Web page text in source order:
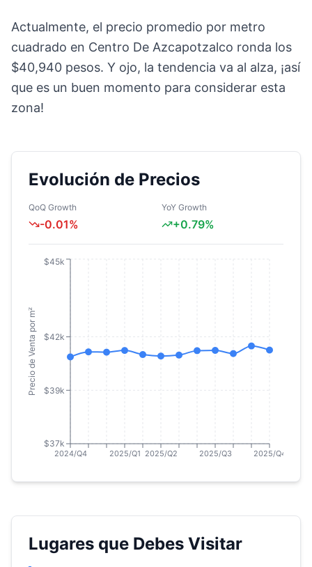
Actualmente, el precio promedio por metro
cuadrado en Centro De Azcapotzalco ronda los
$40,940 pesos. Y ojo, la tendencia va al alza, ¡así
que es un buen momento para considerar esta
zona!
Evolución de Precios
QoQ Growth
-0.01%
YoY Growth
+0.79%
2024/Q4 2025/Q1 2025/Q2 2025/Q3 2025/Q4
$37k
$39k
$42k
$45k
Precio de Venta por m²
Lugares que Debes Visitar